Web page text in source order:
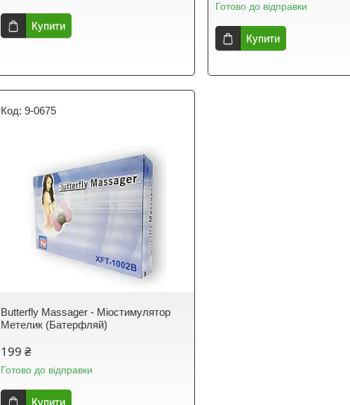
Купити
Готово до відправки
Купити
9-0675
Butterfly Massager - Міостимулятор
Метелик (Батерфляй)
199 ₴
Готово до відправки
Купити